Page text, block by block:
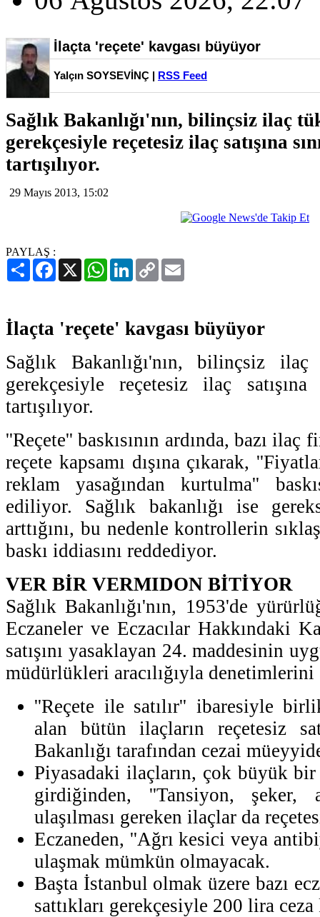
İlaçta 'reçete' kavgası büyüyor
Yalçın SOYSEVİNÇ | RSS Feed
Sağlık Bakanlığı'nın, bilinçsiz ilaç
gerekçesiyle reçetesiz ilaç satışına
tartışılıyor.
29 Mayıs 2013, 15:02
PAYLAŞ :
PaylaşFacebook
X WhatsAppLinkedIn
Copy
Link
İlaçta 'reçete' kavgası büyüyor
Sağlık Bakanlığı'nın, bilinçsiz ilaç
gerekçesiyle reçetesiz ilaç satışına
tartışılıyor.
''Reçete'' baskısının ardında, bazı ilaç
reçete kapsamı dışına çıkarak,
reklam yasağından kurtulma''
ediliyor. Sağlık bakanlığı ise
arttığını, bu nedenle kontrollerin
baskı iddiasını reddediyor.
VER BİR VERMIDON BİTİYOR
Sağlık Bakanlığı'nın, 1953'de
Eczaneler ve Eczacılar Hakkındaki
satışını yasaklayan 24. maddesinin
müdürlükleri aracılığıyla denetimlerini
''Reçete ile satılır'' ibaresiyle
alan bütün ilaçların reçetesiz
Bakanlığı tarafından cezai
Piyasadaki ilaçların, çok büyük
girdiğinden, ''Tansiyon, şeker,
ulaşılması gereken ilaçlar da
Eczaneden, ''Ağrı kesici veya
ulaşmak mümkün olmayacak.
Başta İstanbul olmak üzere bazı
sattıkları gerekçesiyle 200 lira